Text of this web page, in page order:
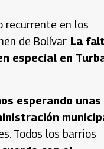
recurrente en los
de Bolívar. La
especial en
esperando unas
Todos los barrios